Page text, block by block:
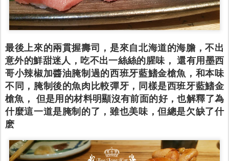
最後上來的兩貫握壽司，是來自北海道的海膽，不出
意外的鮮甜迷人，吃不出一絲絲的腥味， 還有用墨西
哥小辣椒加醬油腌制過的西班牙藍鰭金槍魚，和本味
不同，腌制後的魚肉比較彈牙，同樣是西班牙藍鰭金
槍魚， 但是用的材料明顯沒有前面的好，也解釋了為
什麼這一道是腌制的了，雖也美味，但總是欠缺了什
麽